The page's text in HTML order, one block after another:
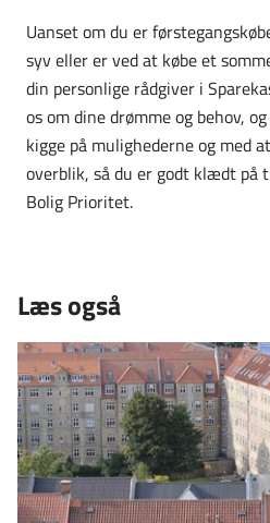
Uanset om du er
syv eller er ved at købe et
din personlige rådgiver i
os om dine drømme og behov,
kigge på mulighederne og med
overblik, så du er godt klædt på
Bolig Prioritet.
Læs også